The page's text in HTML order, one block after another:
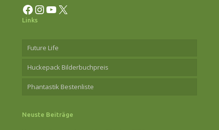
Facebook InstagramYouTube X
Links
Future Life
Huckepack Bilderbuchpreis
Phantastik Bestenliste
Neuste Beiträge